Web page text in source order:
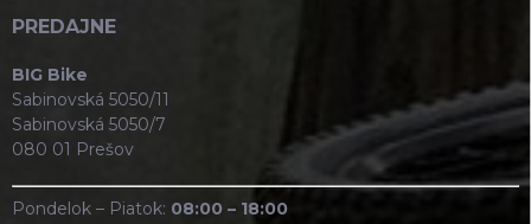
PREDAJNE
BIG Bike
Sabinovská 5050/11
Sabinovská 5050/7
080 01 Prešov
Pondelok – Piatok: 08:00 – 18:00